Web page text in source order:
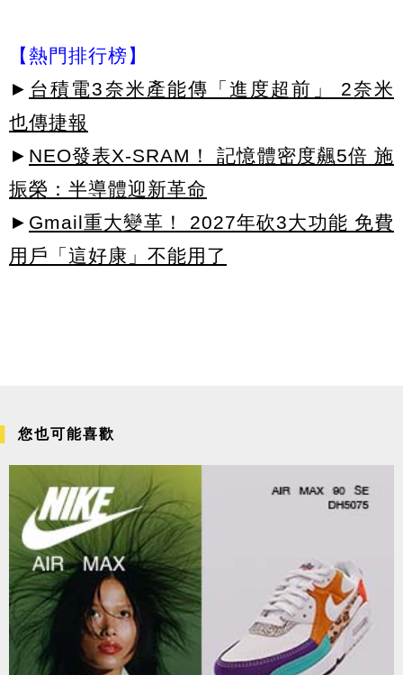
【熱門排行榜】
► 台積電3奈米產能傳「進度超前」 2奈米
也傳捷報
► NEO發表X-SRAM！ 記憶體密度飆5倍 施
振榮：半導體迎新革命
► Gmail重大變革！ 2027年砍3大功能 免費
用戶「這好康」不能用了
您也可能喜歡